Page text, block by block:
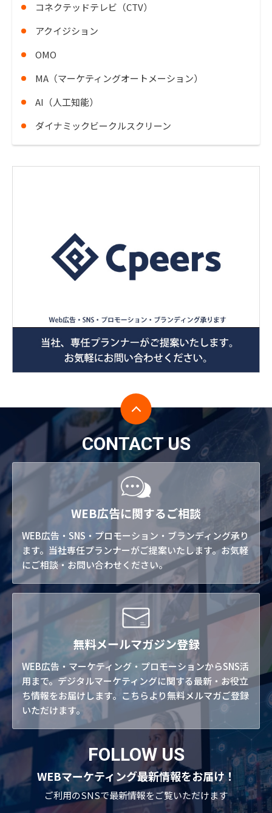
コネクテッドテレビ（CTV）
アクイジション
OMO
MA（マーケティングオートメーション）
AI（人工知能）
ダイナミックビークルスクリーン
CONTACT US
WEB広告に関するご相談
WEB広告・SNS・プロモーション・ブランディング承り
ます。当社専任プランナーがご提案いたします。お気軽
にご相談・お問い合わせください。
無料メールマガジン登録
WEB広告・マーケティング・プロモーションからSNS活
用まで。デジタルマーケティングに関する最新・お役立
ち情報をお届けします。こちらより無料メルマガご登録
いただけます。
FOLLOW US
WEBマーケティング最新情報をお届け！
ご利用のSNSで最新情報をご覧いただけます